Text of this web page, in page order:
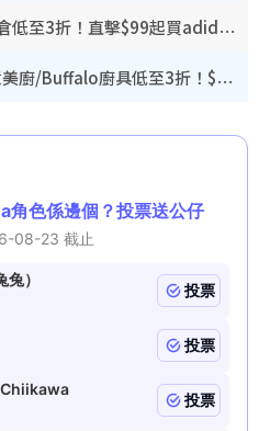
開倉優惠｜馬拉松開倉低至3折！直擊$99起買adidas／New Balance／Puma鞋款 STANLEY保溫杯劈價至$119起
廚具優惠｜普樂氏/意美廚/Buffalo廚具低至3折！$89起買煎鍋／炒鑊／個人鍋 同場小家電激減至$99起